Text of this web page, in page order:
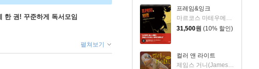
프레임&잉크
마르코스 마테우메스트리 저/안예나 역
31,500원 (10% 할인)
컬러 앤 라이트
제임스 거니(James Gurney) 저/김지혜 역
한 권! 꾸준하게 독서모임
펼쳐보기